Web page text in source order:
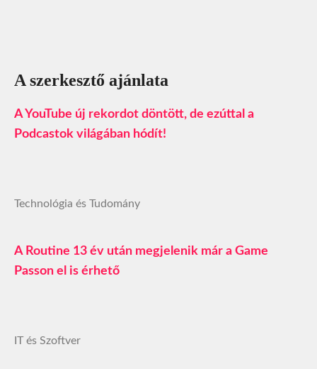
A szerkesztő ajánlata
A YouTube új rekordot döntött, de ezúttal a
Podcastok világában hódít!
Technológia és Tudomány
A Routine 13 év után megjelenik már a Game
Passon el is érhető
IT és Szoftver